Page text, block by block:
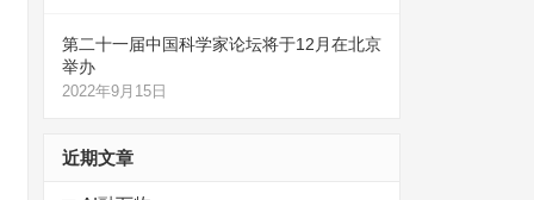
第二十一届中国科学家论坛将于12月在北京
举办
2022年9月15日
近期文章